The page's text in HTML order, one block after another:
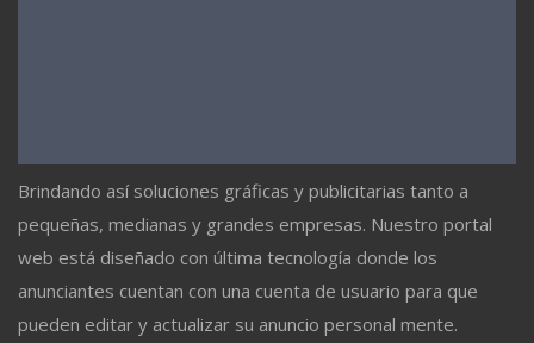
Brindando así soluciones gráficas y publicitarias tanto a
pequeñas, medianas y grandes empresas. Nuestro portal
web está diseñado con última tecnología donde los
anunciantes cuentan con una cuenta de usuario para que
pueden editar y actualizar su anuncio personal mente.